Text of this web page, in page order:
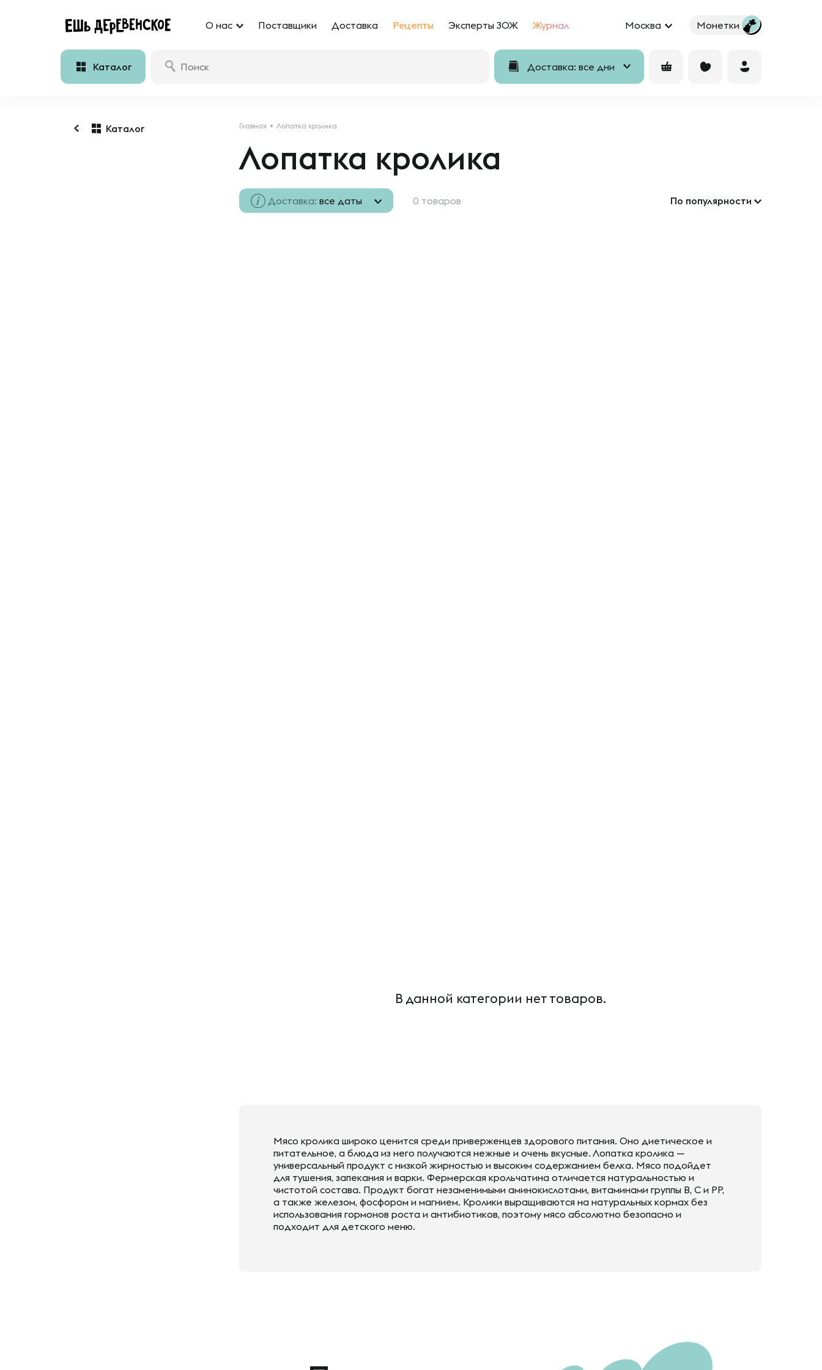
О нас Поставщики Доставка Рецепты Эксперты ЗОЖ Журнал Москва Монетки
Каталог Доставка: все дни
Каталог Главная Лопатка кролика
Лопатка кролика
Доставка: все даты 0 товаров По популярности
В данной категории нет товаров.
Мясо кролика широко ценится среди приверженцев здорового питания. Оно диетическое и
питательное, а блюда из него получаются нежные и очень вкусные. Лопатка кролика —
универсальный продукт с низкой жирностью и высоким содержанием белка. Мясо подойдет
для тушения, запекания и варки. Фермерская крольчатина отличается натуральностью и
чистотой состава. Продукт богат незаменимыми аминокислотами, витаминами группы В, С и РР,
а также железом, фосфором и магнием. Кролики выращиваются на натуральных кормах без
использования гормонов роста и антибиотиков, поэтому мясо абсолютно безопасно и
подходит для детского меню.